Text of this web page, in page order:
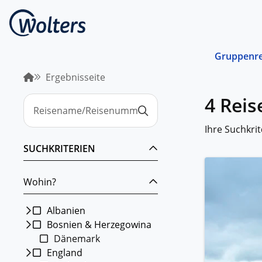
Von
Ergebnisseite
SUCHKRITERIEN
Wohin?
Albanien
Bosnien & Herzegowina
Dänemark
England
4
Ihre